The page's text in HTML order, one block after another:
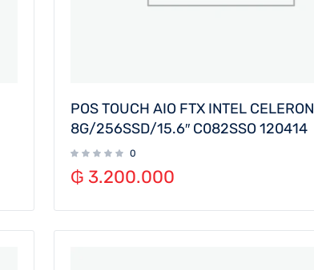
POS TOUCH AIO FTX INTEL CELERON
8G/256SSD/15.6″ C082SSO 120414
0
₲ 3.200.000